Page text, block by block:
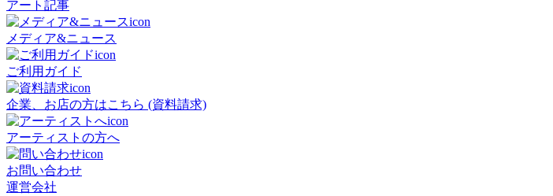
アート記事
メディア&ニュース
ご利用ガイド
企業、お店の方はこちら (資料請求)
アーティストの方へ
お問い合わせ
運営会社